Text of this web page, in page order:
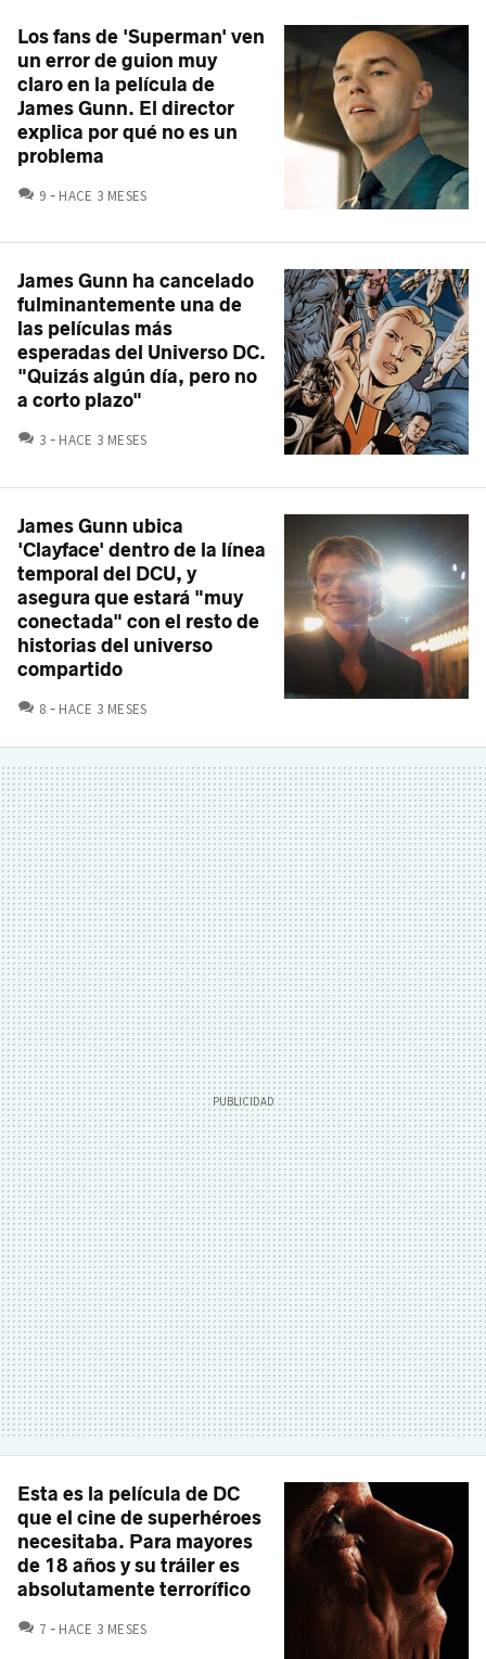
Los fans de 'Superman' ven
un error de guion muy
claro en la película de
James Gunn. El director
explica por qué no es un
problema
9 COMENTARIOS
HACE 3 MESES
James Gunn ha cancelado
fulminantemente una de
las películas más
esperadas del Universo DC.
"Quizás algún día, pero no
a corto plazo"
3 COMENTARIOS
HACE 3 MESES
James Gunn ubica
'Clayface' dentro de la línea
temporal del DCU, y
asegura que estará "muy
conectada" con el resto de
historias del universo
compartido
8 COMENTARIOS
HACE 3 MESES
Esta es la película de DC
que el cine de superhéroes
necesitaba. Para mayores
de 18 años y su tráiler es
absolutamente terrorífico
7 COMENTARIOS
HACE 3 MESES